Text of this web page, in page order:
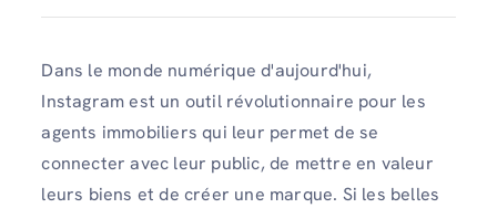
Dans le monde numérique d'aujourd'hui,
Instagram est un outil révolutionnaire pour les
agents immobiliers qui leur permet de se
connecter avec leur public, de mettre en valeur
leurs biens et de créer une marque. Si les belles